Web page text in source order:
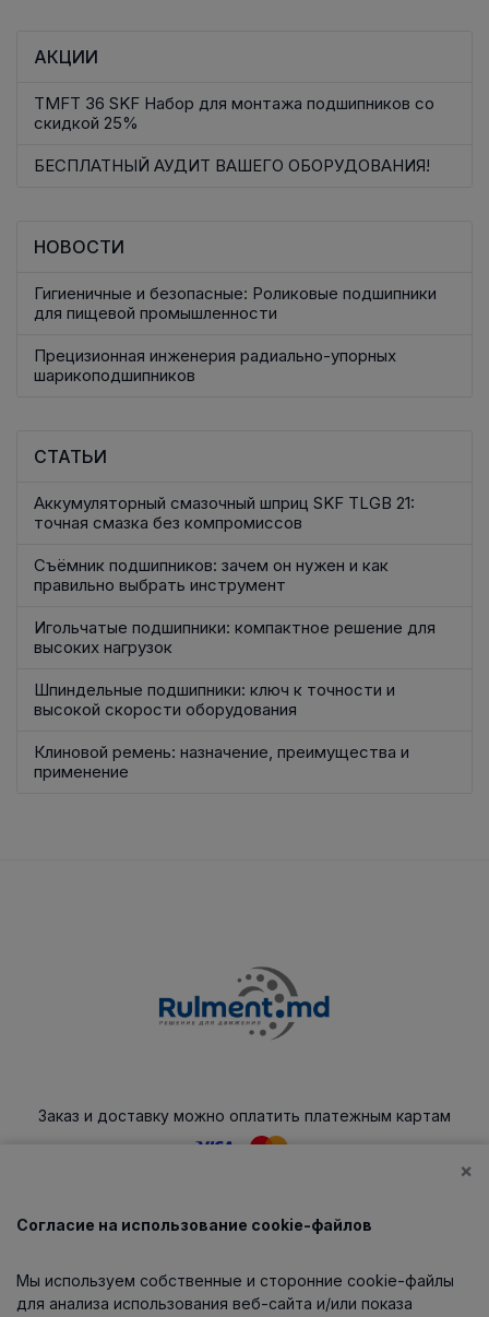
АКЦИИ
TMFT 36 SKF Набор для монтажа подшипников со
скидкой 25%
БЕСПЛАТНЫЙ АУДИТ ВАШЕГО ОБОРУДОВАНИЯ!
НОВОСТИ
Гигиеничные и безопасные: Роликовые подшипники
для пищевой промышленности
Прецизионная инженерия радиально-упорных
шарикоподшипников
СТАТЬИ
Аккумуляторный смазочный шприц SKF TLGB 21:
точная смазка без компромиссов
Съёмник подшипников: зачем он нужен и как
правильно выбрать инструмент
Игольчатые подшипники: компактное решение для
высоких нагрузок
Шпиндельные подшипники: ключ к точности и
высокой скорости оборудования
Клиновой ремень: назначение, преимущества и
применение
Заказ и доставку можно оплатить платежным картам
Каталог
О компании
×
Согласие на использование cookie-файлов
Мы используем собственные и сторонние cookie-файлы
для анализа использования веб-сайта и/или показа